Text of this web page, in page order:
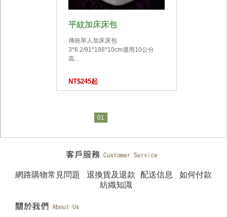
平紋加床床包
傳統單人加床床包
3*6.2/91*188*10cm適用10公分
高...
NT$245起
01
網路購物常見問題 退換貨及退款 配送信息
如何付款
紡織知識